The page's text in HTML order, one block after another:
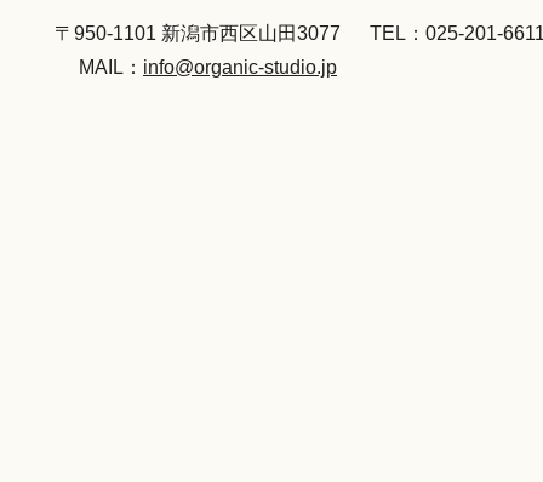
〒950-1101 新潟市西区山田3077
TEL：025-201-
MAIL： info@organic-studio.jp